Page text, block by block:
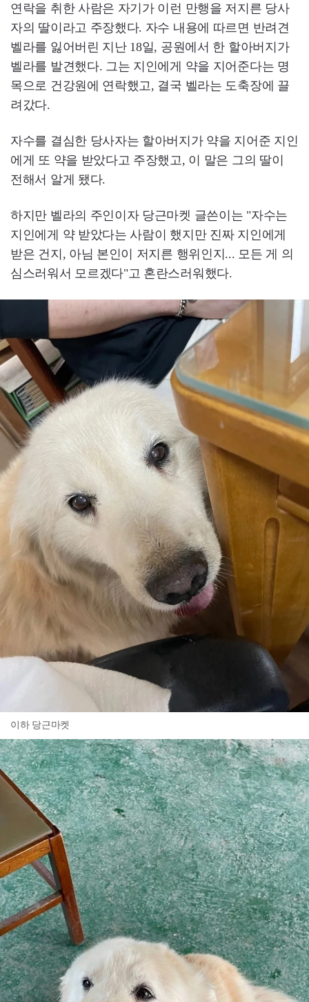
연락을 취한 사람은 자기가 이런 만행을 저지른 당사
자의 딸이라고 주장했다. 자수 내용에 따르면 반려견
벨라를 잃어버린 지난 18일, 공원에서 한 할아버지가
벨라를 발견했다. 그는 지인에게 약을 지어준다는 명
목으로 건강원에 연락했고, 결국 벨라는 도축장에 끌
려갔다.
자수를 결심한 당사자는 할아버지가 약을 지어준 지인
에게 또 약을 받았다고 주장했고, 이 말은 그의 딸이
전해서 알게 됐다.
하지만 벨라의 주인이자 당근마켓 글쓴이는 "자수는
지인에게 약 받았다는 사람이 했지만 진짜 지인에게
받은 건지, 아님 본인이 저지른 행위인지... 모든 게 의
심스러워서 모르겠다"고 혼란스러워했다.
이하 당근마켓